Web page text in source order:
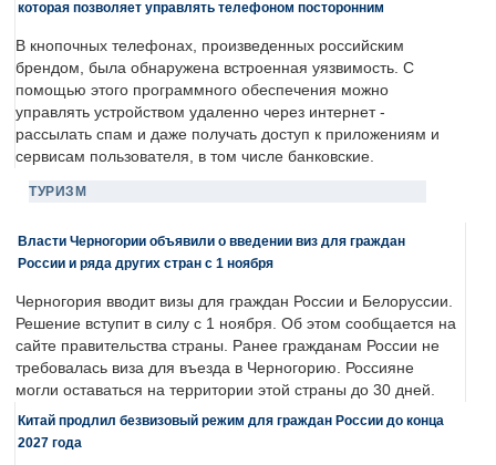
которая позволяет управлять телефоном посторонним
В кнопочных телефонах, произведенных российским
брендом, была обнаружена встроенная уязвимость. С
помощью этого программного обеспечения можно
управлять устройством удаленно через интернет -
рассылать спам и даже получать доступ к приложениям и
сервисам пользователя, в том числе банковские.
ТУРИЗМ
Власти Черногории объявили о введении виз для граждан
России и ряда других стран с 1 ноября
Черногория вводит визы для граждан России и Белоруссии.
Решение вступит в силу с 1 ноября. Об этом сообщается на
сайте правительства страны. Ранее гражданам России не
требовалась виза для въезда в Черногорию. Россияне
могли оставаться на территории этой страны до 30 дней.
Китай продлил безвизовый режим для граждан России до конца
2027 года